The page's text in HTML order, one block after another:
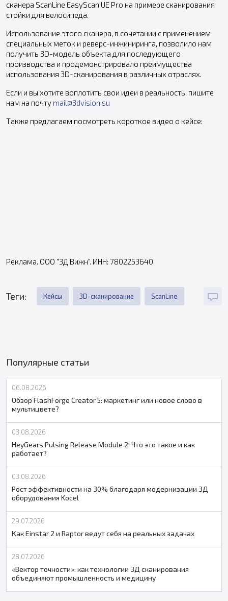
сканера ScanLine EasyScan UE Pro на примере сканирования
стойки для велосипеда.
Использование этого сканера, в сочетании с применением
специальных меток и реверс-инжиниринга, позволило нам
получить 3D-модель объекта для последующего
производства и продемонстрировало преимущества
использования 3D-сканирования в различных отраслях.
Если и вы хотите воплотить свои идеи в реальность, пишите
нам на почту mail@3dvision.su
Также предлагаем посмотреть короткое видео о кейсе:
Реклама. OOO "3Д Вижн". ИНН: 7802253640
Теги: Кейсы 3D-сканирование ScanLine
Популярные статьи
06.08.2026
Обзор FlashForge Creator 5: маркетинг или новое слово в
мультицвете?
03.08.2026
HeyGears Pulsing Release Module 2: Что это такое и как
работает?
03.08.2026
Рост эффективности на 30% благодаря модернизации 3Д
оборудования Kocel
29.07.2026
Как Einstar 2 и Raptor ведут себя на реальных задачах
28.07.2026
«Вектор точности»: как технологии 3Д сканирования
объединяют промышленность и медицину